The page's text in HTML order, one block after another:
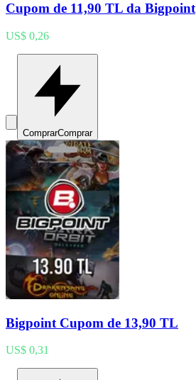
Cupom de 11,90 TL da Bigpoint
US$ 0,26
ComprarComprar
Bigpoint Cupom de 13,90 TL
US$ 0,31